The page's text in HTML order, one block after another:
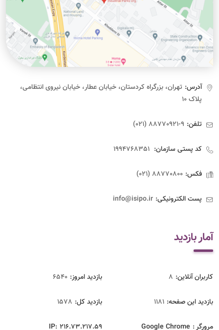
آدرس: تهران، بزرگراه کردستان، خیابان عطار، خیابان نیروی انتظامی،
پلاک ۱۰
تلفن: 9-88770921 (021)
کد پستی سازمان:
فکس: 88770800 (021)
پست الکترونیکی: info@isipo.ir
آمار بازدید
کاربران آنلاین: 8 بازدید امروز: 6540
بازدید این صفحه: 1181 بازدید‌ کل: 1578
مرورگر : Google Chrome
IP: 216.73.217.59